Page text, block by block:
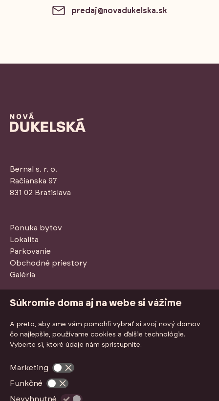
predaj@novadukelska.sk
Bernal s. r. o.
Račianska 97
831 02 Bratislava
Ponuka bytov
Lokalita
Parkovanie
Obchodné priestory
Galéria
Stiahnuť PDF so štandardmi
Súkromie doma aj na webe si vážime
A preto, aby sme vám pomohli vybrať si svoj nový domov
čo najlepšie, používame cookies a ďalšie technológie.
Vyberte si, ktoré údaje nám sprístupníte.
Marketing
Funkčné
Nevyhnutné